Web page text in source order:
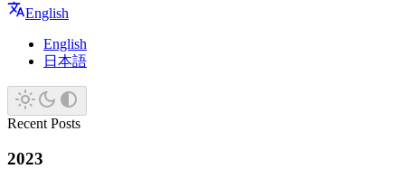
English
English
日本語
Recent Posts
2023